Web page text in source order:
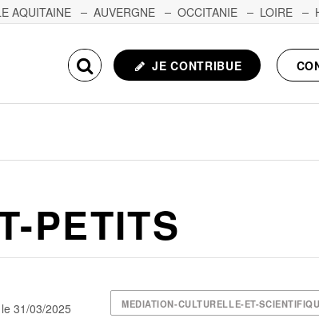
AQUITAINE AUVERGNE OCCITANIE LOIRE
JE CONTRIBUE
PETITS
MEDIATION-CULTURELLE-ET-
le31/03/2025